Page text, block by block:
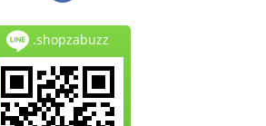
.shopzabuzz